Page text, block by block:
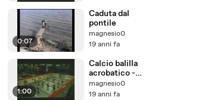
0:07
Caduta dal
pontile
magnesio0
19 anni fa
1:00
Calcio balilla
acrobatico -
spot pepsi
magnesio0
19 anni fa